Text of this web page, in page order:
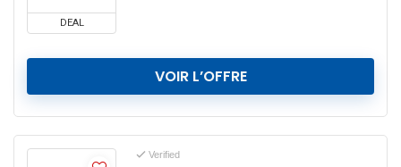
DEAL
VOIR L’OFFRE
Verified